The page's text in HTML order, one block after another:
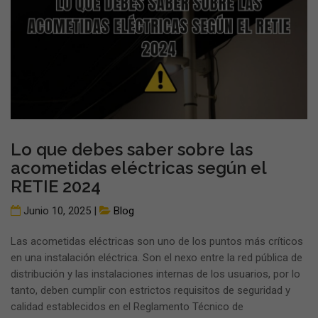
Lo que debes saber sobre las
acometidas eléctricas según el
RETIE 2024
Junio 10, 2025 | Blog
Las acometidas eléctricas son uno de los puntos más críticos
en una instalación eléctrica. Son el nexo entre la red pública de
distribución y las instalaciones internas de los usuarios, por lo
tanto, deben cumplir con estrictos requisitos de seguridad y
calidad establecidos en el Reglamento Técnico de